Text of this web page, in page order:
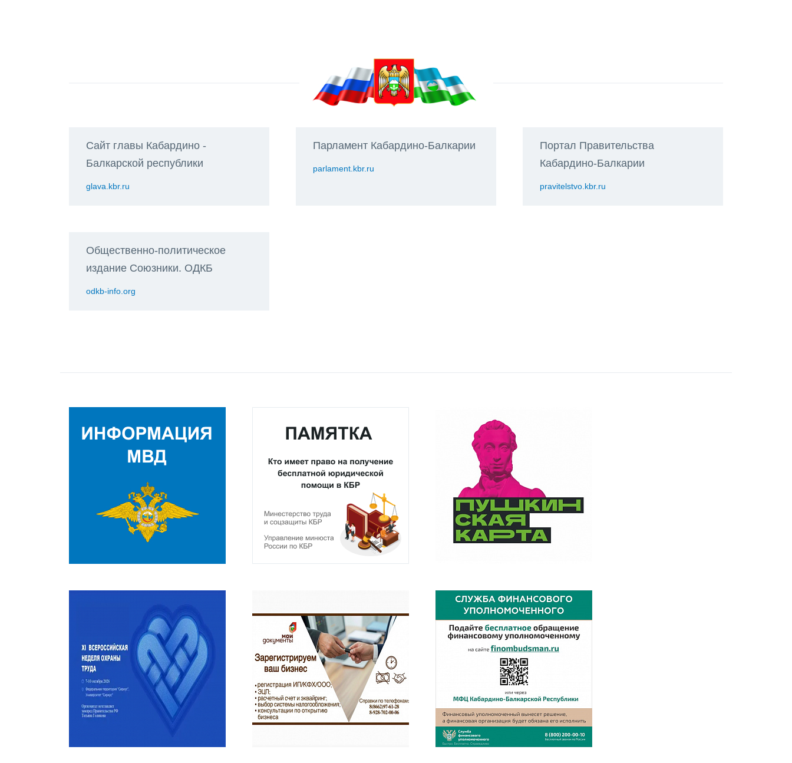
Сайт главы Кабардино -
Балкарской республики
glava.kbr.ru
Парламент Кабардино-Балкарии
parlament.kbr.ru
Портал Правительства
Кабардино-Балкарии
pravitelstvo.kbr.ru
Общественно-политическое
издание Союзники. ОДКБ
odkb-info.org